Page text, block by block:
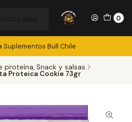
0
Suplementos Bull Chile
proteína, Snack y salsas
Proteica Cookie 73gr